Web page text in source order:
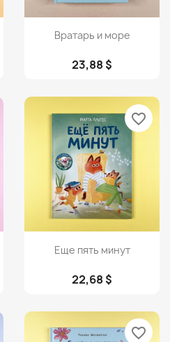
Просмотр
Вратарь и море
23,88 $
Просмотр
Еще пять минут
22,68 $
favorite_border
favorite_border